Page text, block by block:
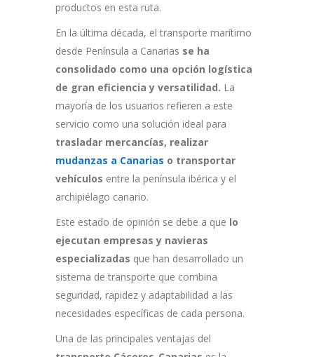
productos en esta ruta.
En la última década, el transporte marítimo
desde Península a Canarias se ha
consolidado como una opción logística
de gran eficiencia y versatilidad. La
mayoría de los usuarios refieren a este
servicio como una solución ideal para
trasladar mercancías, realizar
mudanzas a Canarias o transportar
vehículos entre la península ibérica y el
archipiélago canario.
Este estado de opinión se debe a que lo
ejecutan empresas y navieras
especializadas que han desarrollado un
sistema de transporte que combina
seguridad, rapidez y adaptabilidad a las
necesidades específicas de cada persona.
Una de las principales ventajas del